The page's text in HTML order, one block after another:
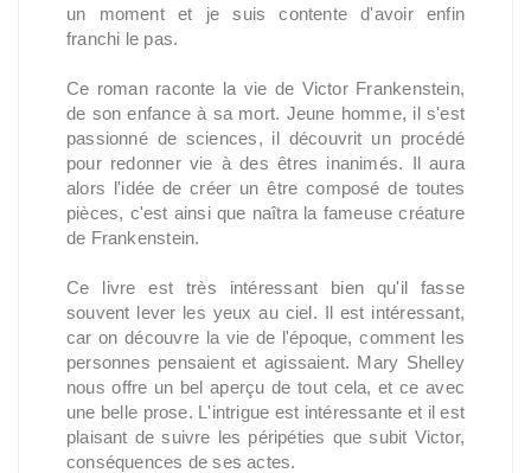
un moment et je suis contente d'avoir enfin
franchi le pas.
Ce roman raconte la vie de Victor Frankenstein,
de son enfance à sa mort. Jeune homme, il s'est
passionné de sciences, il découvrit un procédé
pour redonner vie à des êtres inanimés. Il aura
alors l'idée de créer un être composé de toutes
pièces, c'est ainsi que naîtra la fameuse créature
de Frankenstein.
Ce livre est très intéressant bien qu'il fasse
souvent lever les yeux au ciel. Il est intéressant,
car on découvre la vie de l'époque, comment les
personnes pensaient et agissaient. Mary Shelley
nous offre un bel aperçu de tout cela, et ce avec
une belle prose. L'intrigue est intéressante et il est
plaisant de suivre les péripéties que subit Victor,
conséquences de ses actes.